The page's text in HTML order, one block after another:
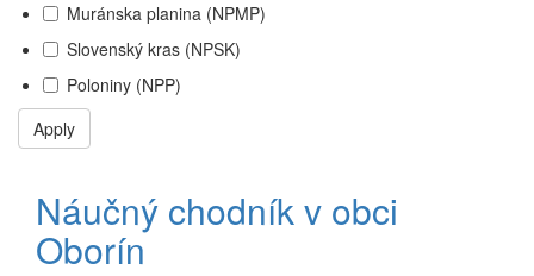
Muránska planina (NPMP)
Slovenský kras (NPSK)
Poloniny (NPP)
Apply
Náučný chodník v obci
Oborín